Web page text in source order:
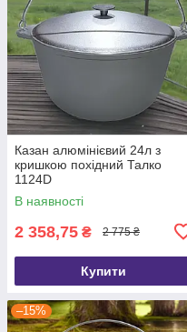
Казан алюмінієвий 24л з
кришкою похідний Талко
1124D
В наявності
2 358,75 ₴ 2 775 ₴
Купити
–15%